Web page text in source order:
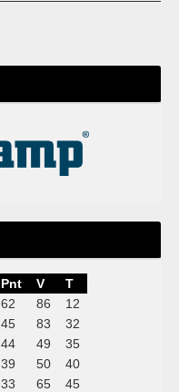
Pnt V
T
62 86
12
45 83
32
44 49
35
39 50
40
33 65
45